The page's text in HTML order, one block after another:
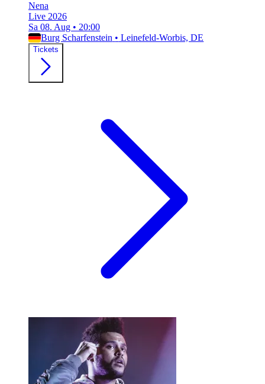
Nena
Live 2026
Sa 08. Aug • 20:00
Burg Scharfenstein • Leinefeld-Worbis, DE
Tickets